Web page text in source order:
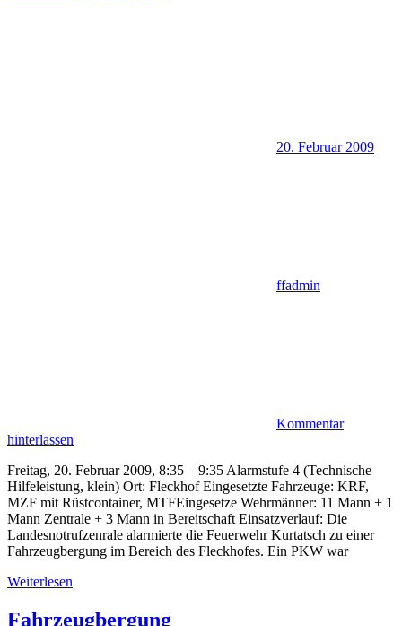
20. Februar 2009
ffadmin
Kommentar
hinterlassen
Freitag, 20. Februar 2009, 8:35 – 9:35 Alarmstufe 4 (Technische
Hilfeleistung, klein) Ort: Fleckhof Eingesetzte Fahrzeuge: KRF,
MZF mit Rüstcontainer, MTFEingesetze Wehrmänner: 11 Mann + 1
Mann Zentrale + 3 Mann in Bereitschaft Einsatzverlauf: Die
Landesnotrufzenrale alarmierte die Feuerwehr Kurtatsch zu einer
Fahrzeugbergung im Bereich des Fleckhofes. Ein PKW war
Weiterlesen
Fahrzeugbergung